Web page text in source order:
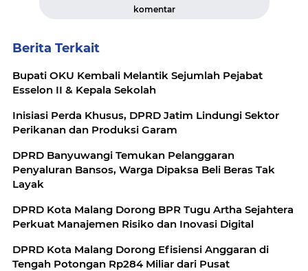
komentar
Berita Terkait
Bupati OKU Kembali Melantik Sejumlah Pejabat
Esselon II & Kepala Sekolah
Inisiasi Perda Khusus, DPRD Jatim Lindungi Sektor
Perikanan dan Produksi Garam
DPRD Banyuwangi Temukan Pelanggaran
Penyaluran Bansos, Warga Dipaksa Beli Beras Tak
Layak
DPRD Kota Malang Dorong BPR Tugu Artha Sejahtera
Perkuat Manajemen Risiko dan Inovasi Digital
DPRD Kota Malang Dorong Efisiensi Anggaran di
Tengah Potongan Rp284 Miliar dari Pusat